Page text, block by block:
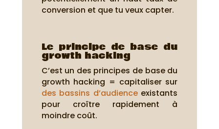
conversion et que tu veux capter.
Le principe de base du
growth hacking
C’est un des principes de base du
growth hacking = capitaliser sur
des bassins d’audienceexistants
pour croître rapidement à
moindre coût.